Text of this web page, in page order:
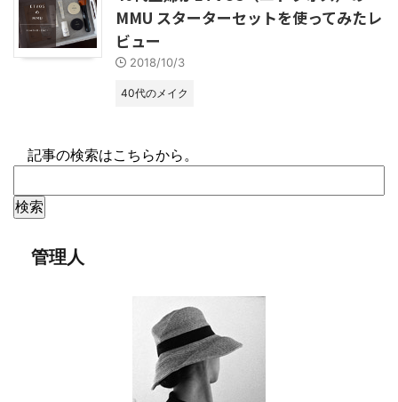
MMU スターターセットを使ってみたレ
ビュー
2018/10/3
40代のメイク
記事の検索はこちらから。
管理人